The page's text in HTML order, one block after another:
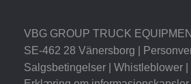
VBG GROUP TRUCK
SE-462 28 Vänersborg |
Salgsbetingelser
Whistleblower